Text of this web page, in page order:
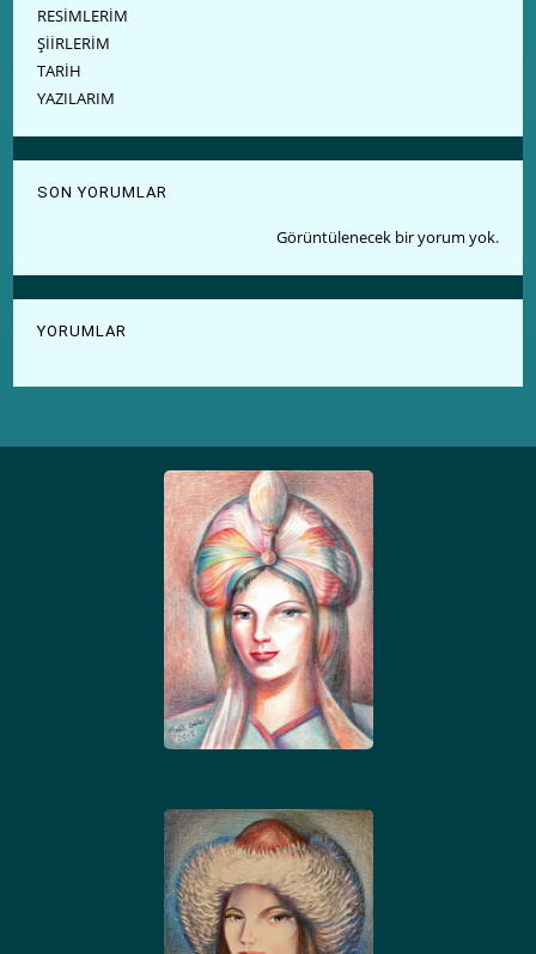
RESİMLERİM
ŞİİRLERİM
TARİH
YAZILARIM
SON YORUMLAR
Görüntülenecek bir yorum yok.
YORUMLAR